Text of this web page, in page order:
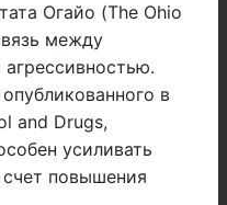
Огайо (The Ohio
между
в
and Drugs,
усиливать
счет повышения